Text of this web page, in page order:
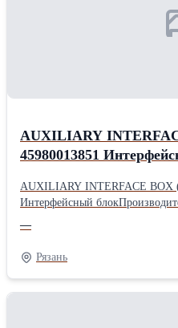
AUXILIARY
45980013851
AUXILIARY INTERFACE BOX
Интерфейсный
—
Рязань